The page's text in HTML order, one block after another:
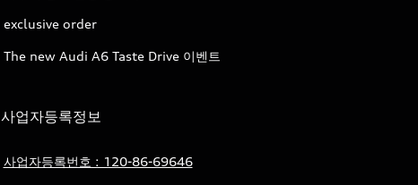
exclusive order
The new Audi A6 Taste Drive 이벤트
사업자등록정보
사업자등록번호 : 120-86-69646